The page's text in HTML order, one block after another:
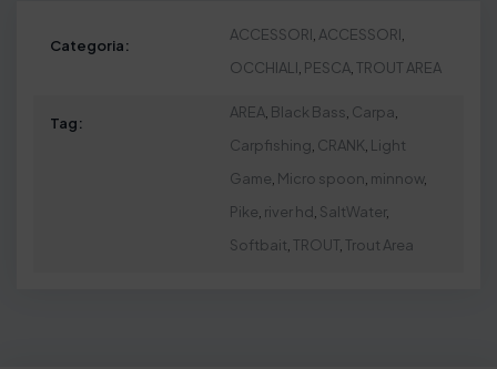
Categoria:
ACCESSORI ACCESSORI
OCCHIALI PESCA, TROUT AREA
Tag:
AREA, Black Bass Carpa
Carpfishing CRANK Light
Game Micro spoon minnow,
Pike river hd SaltWater,
Softbait TROUT, Trout Area